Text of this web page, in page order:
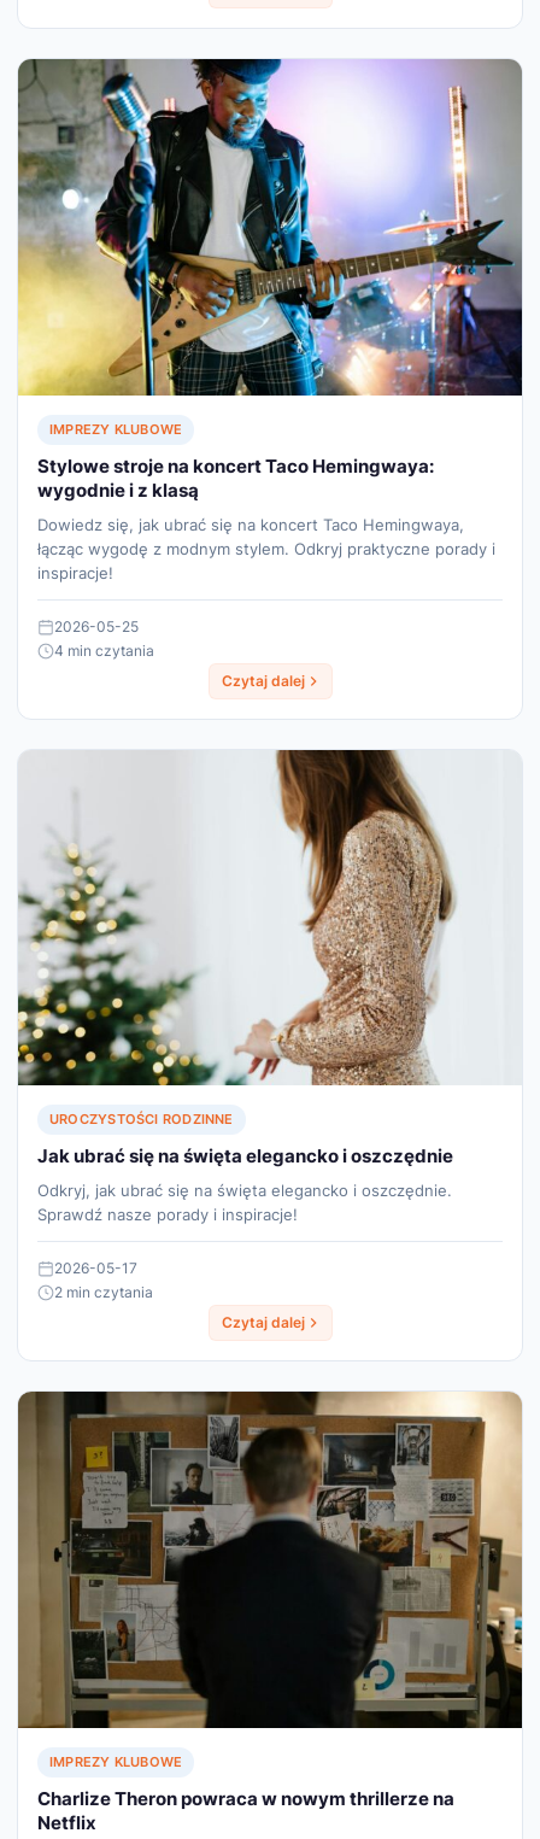
IMPREZY KLUBOWE
Stylowe stroje na koncert Taco Hemingwaya:
wygodnie i z klasą
Dowiedz się, jak ubrać się na koncert Taco Hemingwaya,
łącząc wygodę z modnym stylem. Odkryj praktyczne porady i
inspiracje!
2026-05-25
4 min czytania
Czytaj dalej
UROCZYSTOŚCI RODZINNE
Jak ubrać się na święta elegancko i oszczędnie
Odkryj, jak ubrać się na święta elegancko i oszczędnie.
Sprawdź nasze porady i inspiracje!
2026-05-17
2 min czytania
Czytaj dalej
IMPREZY KLUBOWE
Charlize Theron powraca w nowym thrillerze na
Netflix